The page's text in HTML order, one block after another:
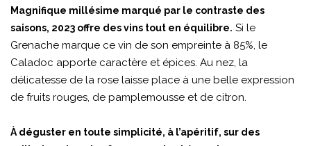
Magnifique millésime marqué par le contraste des
saisons, 2023 offre des vins tout en équilibre. Si le
Grenache marque ce vin de son empreinte à 85%, le
Caladoc apporte caractère et épices. Au nez, la
délicatesse de la rose laisse place à une belle expression
de fruits rouges, de pamplemousse et de citron.
À déguster en toute simplicité, à l’apéritif, sur des